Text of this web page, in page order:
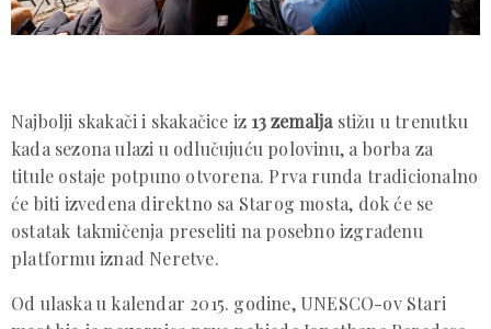
Najbolji skakači i skakačice iz 13 zemalja stižu u trenutku
kada sezona ulazi u odlučujuću polovinu, a borba za
titule ostaje potpuno otvorena. Prva runda tradicionalno
će biti izvedena direktno sa Starog mosta, dok će se
ostatak takmičenja preseliti na posebno izgrađenu
platformu iznad Neretve.
Od ulaska u kalendar 2015. godine, UNESCO-ov Stari